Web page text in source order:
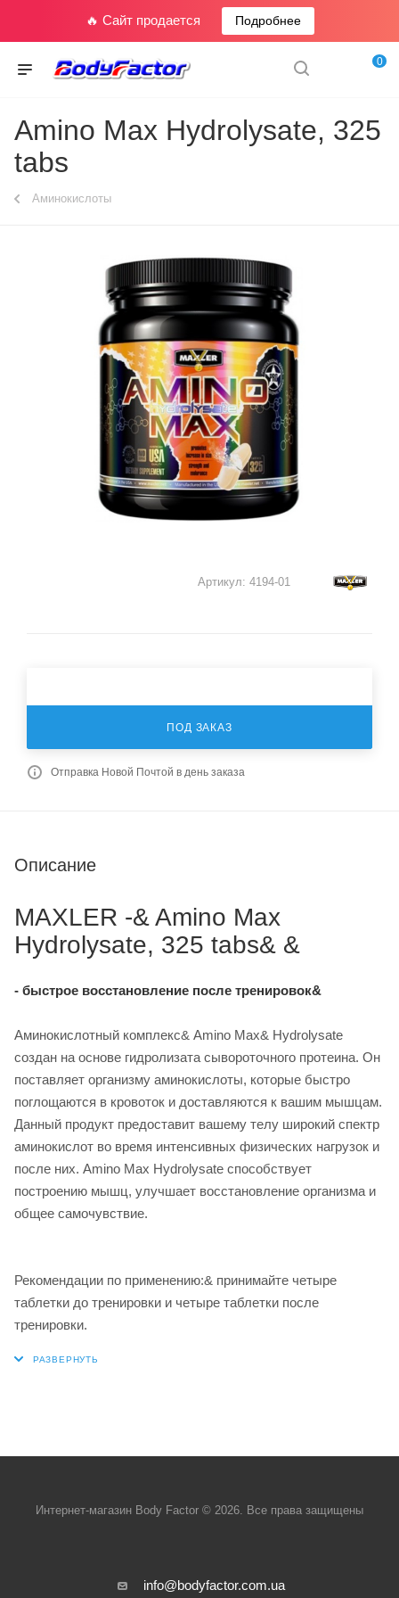
🔥 Сайт продается Подробнее
0
Amino Max Hydrolysate, 325
tabs
Аминокислоты
Артикул: 4194-01
ПОД ЗАКАЗ
Отправка Новой Почтой в день заказа
Описание
MAXLER -& Amino Max
Hydrolysate, 325 tabs& &
- быстрое восстановление после тренировок&
Аминокислотный комплекс& Amino Max& Hydrolysate
создан на основе гидролизата сывороточного протеина. Он
поставляет организму аминокислоты, которые быстро
поглощаются в кровоток и доставляются к вашим мышцам.
Данный продукт предоставит вашему телу широкий спектр
аминокислот во время интенсивных физических нагрузок и
после них. Amino Max Hydrolysate способствует
построению мышц, улучшает восстановление организма и
общее самочувствие.
Рекомендации по применению:& принимайте четыре
таблетки до тренировки и четыре таблетки после
тренировки.
Интернет-магазин Body Factor © 2026. Все права защищены
info@bodyfactor.com.ua